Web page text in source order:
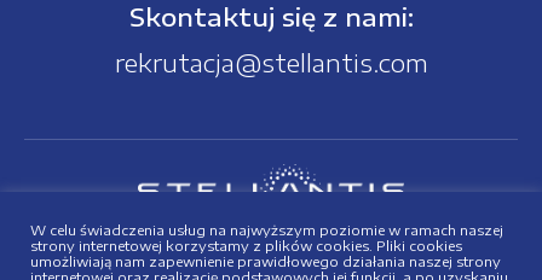
Skontaktuj się z nami:
rekrutacja@stellantis.com
Polityka Cookies
W celu świadczenia usług na najwyższym poziomie w ramach naszej
strony internetowej korzystamy z plików cookies. Pliki cookies
umożliwiają nam zapewnienie prawidłowego działania naszej strony